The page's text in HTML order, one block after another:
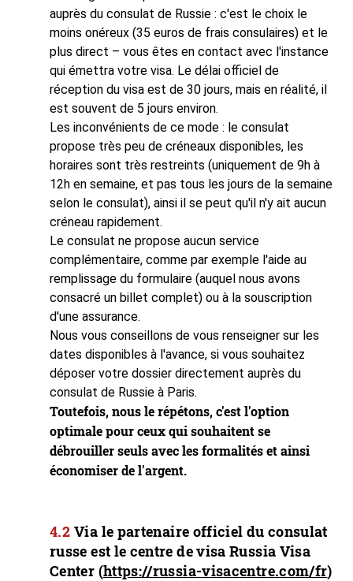
auprès du consulat de Russie : c'est le choix le
moins onéreux (35 euros de frais consulaires) et le
plus direct – vous êtes en contact avec l'instance
qui émettra votre visa. Le délai officiel de
réception du visa est de 30 jours, mais en réalité, il
est souvent de 5 jours environ.
Les inconvénients de ce mode : le consulat
propose très peu de créneaux disponibles, les
horaires sont très restreints (uniquement de 9h à
12h en semaine, et pas tous les jours de la semaine
selon le consulat), ainsi il se peut qu'il n'y ait aucun
créneau rapidement.
Le consulat ne propose aucun service
complémentaire, comme par exemple l'aide au
remplissage du formulaire (auquel nous avons
consacré un billet complet) ou à la souscription
d'une assurance.
Nous vous conseillons de vous renseigner sur les
dates disponibles à l'avance, si vous souhaitez
déposer votre dossier directement auprès du
consulat de Russie à Paris.
Toutefois, nous le répétons, c'est l'option
optimale pour ceux qui souhaitent se
débrouiller seuls avec les formalités et ainsi
économiser de l'argent.
Via le partenaire officiel du consulat
russe est le centre de visa Russia Visa
Center (https://russia-visacentre.com/fr)